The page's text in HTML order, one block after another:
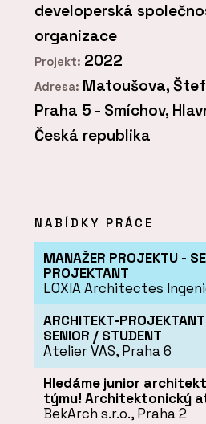
developerská
organizace
Projekt: 2022
Adresa: Matoušova,
Praha 5 - Smíchov,
Česká republika
NABÍDKY PRÁCE
MANAŽER PROJEKTU -
PROJEKTANT
LOXIA Architectes
ARCHITEKT-
SENIOR / STUDENT
Atelier VAS, Praha 6
Hledáme junior
týmu! Architektonický
BekArch s.r.o., Praha 2